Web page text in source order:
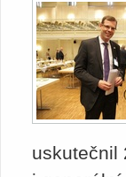
uskutečnil